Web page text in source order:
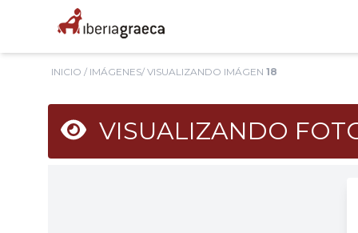
INICIO / IMÁGENES/ VISUALIZANDO IMÁGEN 18
VISUALIZANDO